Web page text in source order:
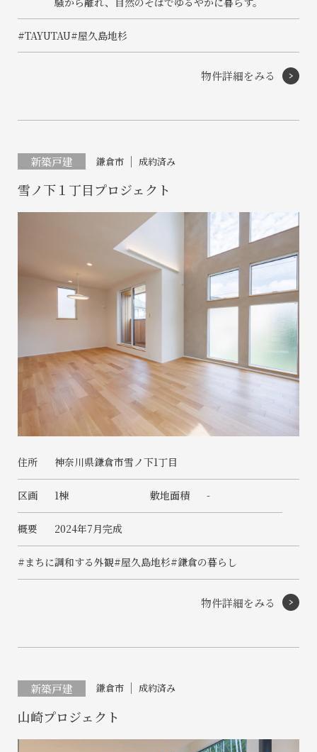
#TAYUTAU#屋久島地杉
物件詳細をみる
新築戸建 鎌倉市 成約済み
雪ノ下１丁目プロジェクト
住所 神奈川県鎌倉市雪ノ下1丁目
区画 1棟 敷地面積 -
概要 2024年7月完成
#まちに調和する外観#屋久島地杉#鎌倉の暮らし
物件詳細をみる
新築戸建 鎌倉市 成約済み
山崎プロジェクト